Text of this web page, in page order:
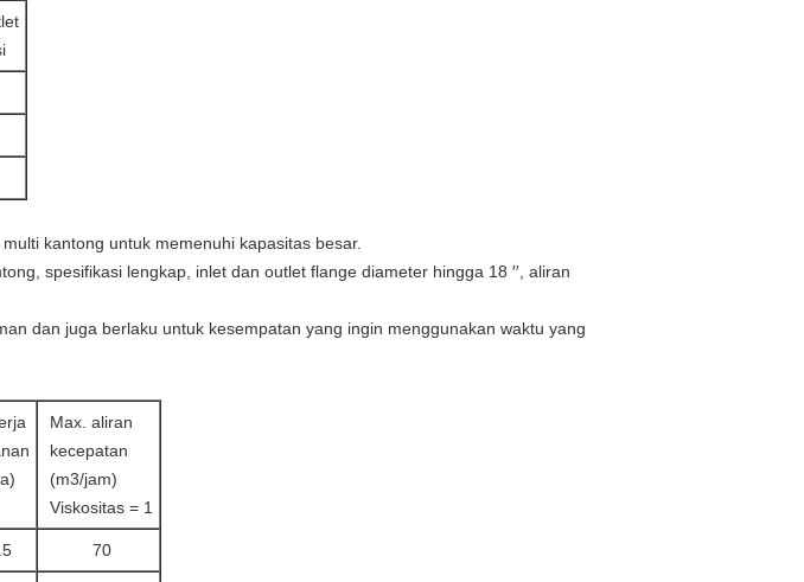
kantong untuk memenuhi kapasitas besar.
spesifikasi lengkap, inlet dan outlet flange diameter hingga 18 ′′, aliran
dan juga berlaku untuk kesempatan yang ingin menggunakan waktu yang
Max. aliran
kecepatan
(m3/jam)
Viskositas = 1
70